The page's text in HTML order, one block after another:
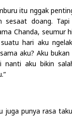
itu nggak
sesaat doang.
Chanda, seumur
hari aku
aku? Aku
nanti aku bikin
juga punya rasa